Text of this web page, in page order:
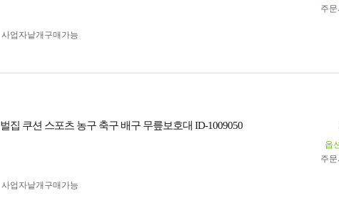
주문
사업자 낱개구매가능
벌집 쿠션 스포츠 농구 축구 배구 무릎보호대 ID-1009050
옵
주문
사업자 낱개구매가능